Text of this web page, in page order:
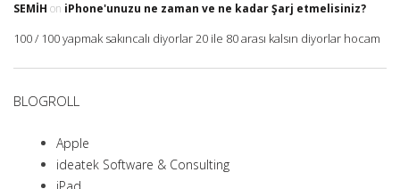
SEMIH on iPhone'unuzu ne zaman ve ne kadar Şarj etmelisiniz?
100 / 100 yapmak sakıncalı diyorlar 20 ile 80 arası kalsın diyorlar hocam
BLOGROLL
Apple
ideatek Software & Consulting